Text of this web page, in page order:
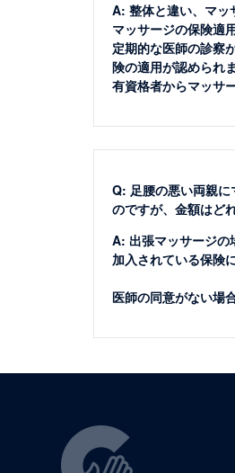
A: 整体と違い、マッ
マッサージの保険適
定期的な医師の診察
険の適用が認められま
有資格者からマッサ
Q: 足腰の悪い両親に
のですが、金額はど
A: 出張マッサージの
加入されている保険
医師の同意がない場